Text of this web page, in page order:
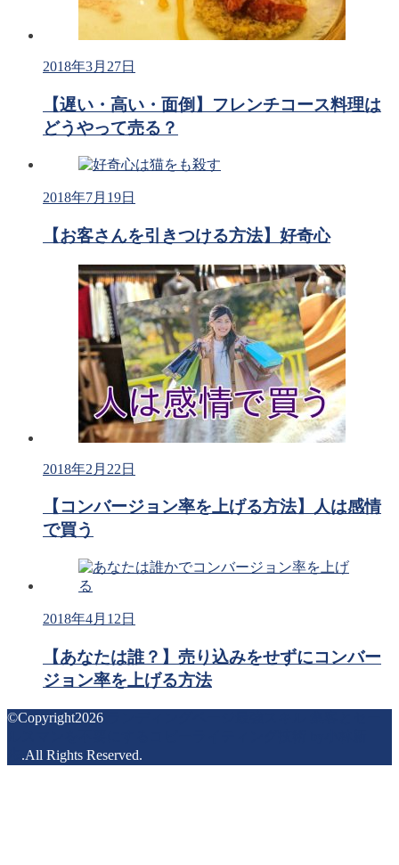
2018年3月27日
【遅い・高い・面倒】フレンチコース料理は
どうやって売る？
2018年7月19日
【お客さんを引きつける方法】好奇心
2018年2月22日
【コンバージョン率を上げる方法】人は感情
で買う
2018年4月12日
【あなたは誰？】売り込みをせずにコンバー
ジョン率を上げる方法
©Copyright2026
.All Rights Reserved.